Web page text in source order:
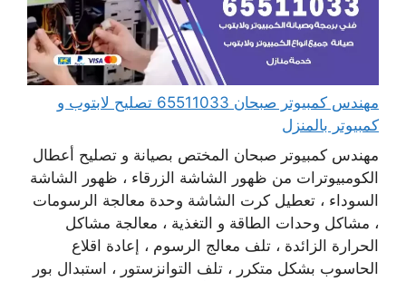
مهندس كمبيوتر صبحان 65511033 تصليح لابتوب و
كمبيوتر بالمنزل
مهندس كمبيوتر صبحان المختص بصيانة و تصليح أعطال
الكومبيوترات من ظهور الشاشة الزرقاء ، ظهور الشاشة
السوداء ، تعطيل كرت الشاشة وحدة معالجة الرسومات
، مشاكل وحدات الطاقة و التغذية ، معالجة مشاكل
الحرارة الزائدة ، تلف معالج الرسوم ، إعادة اقلاع
الحاسوب بشكل متكرر ، تلف التوانزستور ، استبدال بور